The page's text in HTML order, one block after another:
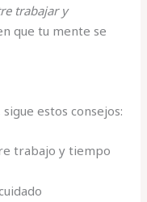
trabajar y
que tu mente se
estos consejos:
trabajo y tiempo